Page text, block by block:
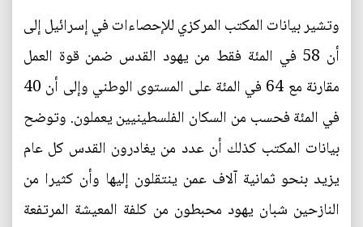
وتشير بيانات المكتب المركزي للإحصاءات في إسرائيل إلى
أن 58 في المئة فقط من يهود القدس ضمن قوة العمل
مقارنة مع 64 في المئة على المستوى الوطني وإلى أن 40
في المئة فحسب من السكان الفلسطينيين يعملون. وتوضح
بيانات المكتب كذلك أن عدد من يغادرون القدس كل عام
يزيد بنحو ثمانية آلاف عمن ينتقلون إليها وأن كثيرا من
النازحين شبان يهود محبطون من كلفة المعيشة المرتفعة